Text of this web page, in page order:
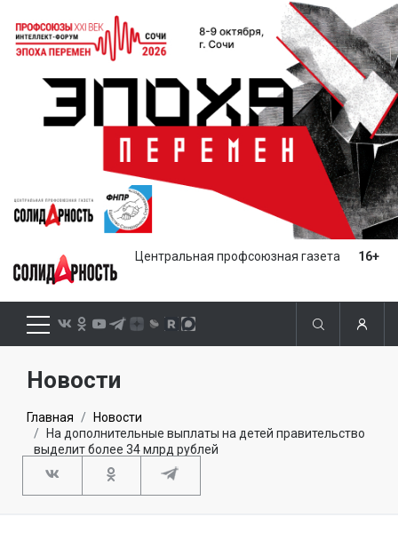
Центральная профсоюзная газета 16+
Новости
Главная
Новости
На дополнительные выплаты на детей правительство
выделит более 34 млрд рублей